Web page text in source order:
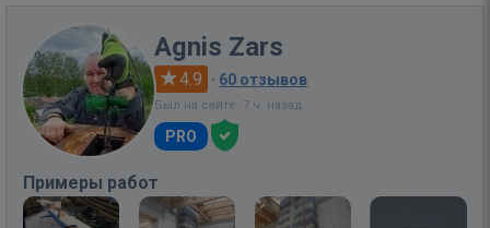
Agnis Zars
4.9 · 60 отзывов
Был на сайте: 7 ч. назад
PRO
Примеры работ